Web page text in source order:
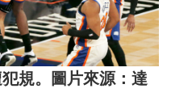
規。圖片來源：達